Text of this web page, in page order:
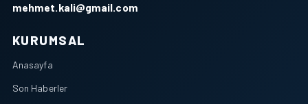
mehmet.kali@gmail.com
KURUMSAL
Anasayfa
Son Haberler